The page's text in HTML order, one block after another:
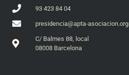
93 423 84 04
presidencia@apta-asociacion.org
C/ Balmes 88, local
08008 Barcelona